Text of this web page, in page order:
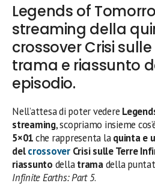
Legends of
streaming della
crossover Crisi
trama e riassunto
episodio.
Nell’attesa di poter vedere
streaming, scopriamo insieme
5×01che rappresenta laquinta e
delcrossoverCrisi sulle Terre
riassunto dellatramadella
Infinite Earths: Part 5.